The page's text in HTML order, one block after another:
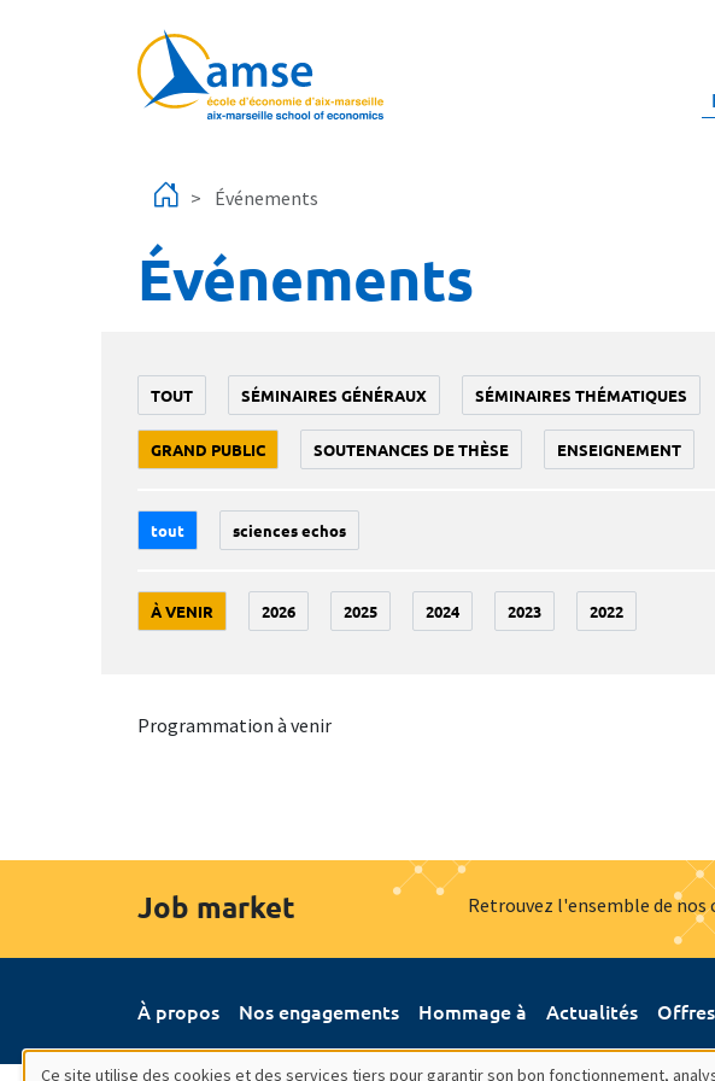
Événements
Événements
TOUT SÉMINAIRES GÉNÉRAUX SÉMINAIRES THÉMATIQUES
GRAND PUBLIC SOUTENANCES DE THÈSE ENSEIGNEMENT
tout sciences echos
À VENIR 2026 2025 2024 2023 2022
Programmation à venir
Job market Retrouvez l'ensemble de
À propos Nos engagements Hommage à Actualités
Ce site utilise des cookies et des services tiers pour garantir son bon fonctionnement,